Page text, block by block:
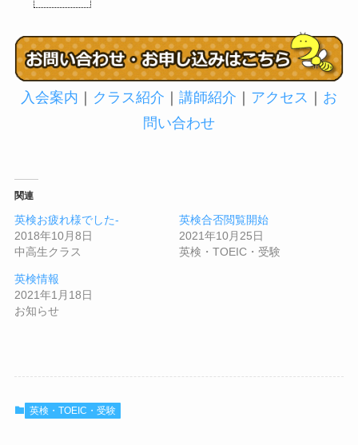
入会案内 クラス紹介 講師紹介 アクセス
お
問い合わせ
関連
英検お疲れ様でした-
2018年10月8日
中高生クラス
英検合否閲覧開始
2021年10月25日
英検・TOEIC・受験
英検情報
2021年1月18日
お知らせ
英検・TOEIC・受験